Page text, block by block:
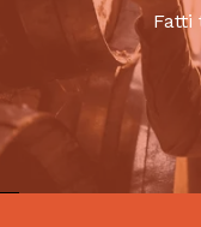
Fatti